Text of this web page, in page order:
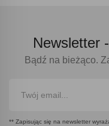
Newsletter -
Bądź na bieżąco.
** Zapisując się na newsletter